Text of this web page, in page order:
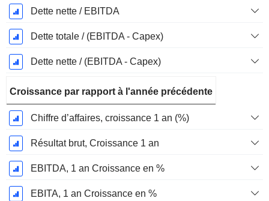
Dette nette / EBITDA
Dette totale / (EBITDA - Capex)
Dette nette / (EBITDA - Capex)
Croissance par rapport à l'année précédente
Chiffre d’affaires, croissance 1 an (%)
Résultat brut, Croissance 1 an
EBITDA, 1 an Croissance en %
EBITA, 1 an Croissance en %